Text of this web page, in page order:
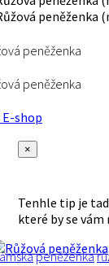
peněženka
peněženka
shop
×
Tenhle tip je
které by se
peněženka